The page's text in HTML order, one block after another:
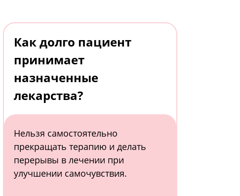
Как долго пациент
принимает
назначенные
лекарства?
Нельзя самостоятельно
прекращать терапию и делать
перерывы в лечении при
улучшении самочувствия.